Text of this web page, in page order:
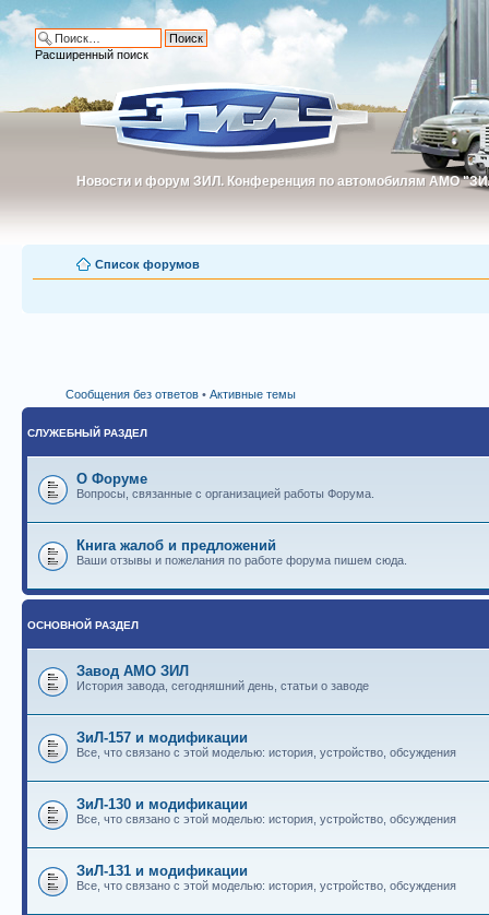
Новости и форум ЗИЛ. Конференция по автомобилям АМО
Новости и форум ЗИЛ. Конференция по автомобилям АМО
Расширенный поиск
Список форумов
Сообщения без ответов • Активные темы
СЛУЖЕБНЫЙ РАЗДЕЛ
О Форуме
Вопросы, связанные с организацией работы Форума.
Книга жалоб и предложений
Ваши отзывы и пожелания по работе форума пишем сюда.
ОСНОВНОЙ РАЗДЕЛ
Завод АМО ЗИЛ
История завода, сегодняшний день, статьи о заводе
ЗиЛ-157 и модификации
Все, что связано с этой моделью: история, устройство, обсуждения
ЗиЛ-130 и модификации
Все, что связано с этой моделью: история, устройство, обсуждения
ЗиЛ-131 и модификации
Все, что связано с этой моделью: история, устройство, обсуждения